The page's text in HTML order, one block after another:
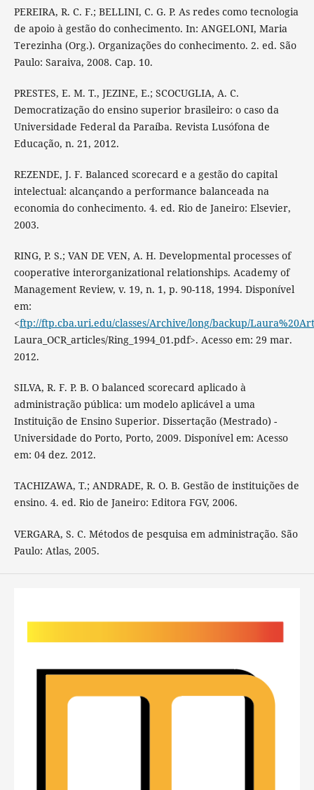
PEREIRA, R. C. F.; BELLINI, C. G. P. As redes como tecnologia
de apoio à gestão do conhecimento. In: ANGELONI, Maria
Terezinha (Org.). Organizações do conhecimento. 2. ed. São
Paulo: Saraiva, 2008. Cap. 10.
PRESTES, E. M. T., JEZINE, E.; SCOCUGLIA, A. C.
Democratização do ensino superior brasileiro: o caso da
Universidade Federal da Paraíba. Revista Lusófona de
Educação, n. 21, 2012.
REZENDE, J. F. Balanced scorecard e a gestão do capital
intelectual: alcançando a performance balanceada na
economia do conhecimento. 4. ed. Rio de Janeiro: Elsevier,
2003.
RING, P. S.; VAN DE VEN, A. H. Developmental processes of
cooperative interorganizational relationships. Academy of
Management Review, v. 19, n. 1, p. 90-118, 1994. Disponível
em:
<ftp://ftp.cba.uri.edu/classes/Archive/long/backup/
Laura_OCR_articles/Ring_1994_01.pdf>. Acesso em: 29 mar.
2012.
SILVA, R. F. P. B. O balanced scorecard aplicado à
administração pública: um modelo aplicável a uma
Instituição de Ensino Superior. Dissertação (Mestrado) -
Universidade do Porto, Porto, 2009. Disponível em: Acesso
em: 04 dez. 2012.
TACHIZAWA, T.; ANDRADE, R. O. B. Gestão de instituições de
ensino. 4. ed. Rio de Janeiro: Editora FGV, 2006.
VERGARA, S. C. Métodos de pesquisa em administração. São
Paulo: Atlas, 2005.